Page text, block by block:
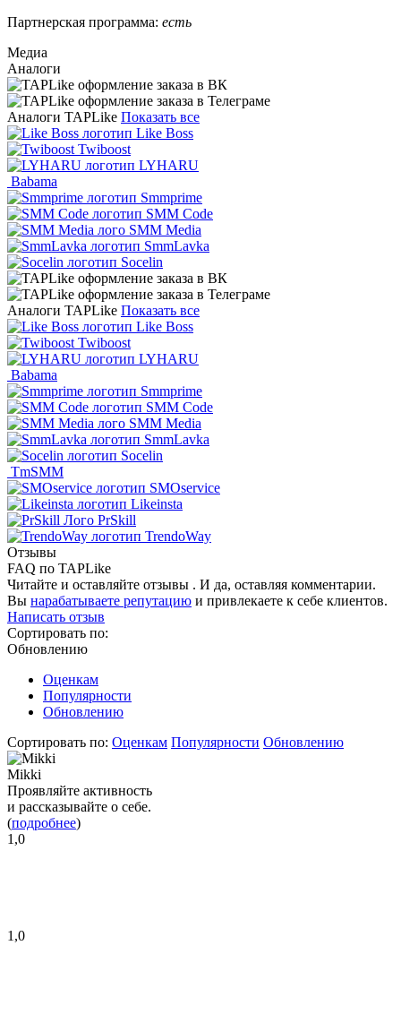
Партнерская программа: есть
Медиа
Аналоги
Аналоги TAPLike Показать все
Like Boss
Twiboost
LYHARU
Babama
Smmprime
SMM Code
SMM Media
SmmLavka
Socelin
Аналоги TAPLike Показать все
Like Boss
Twiboost
LYHARU
Babama
Smmprime
SMM Code
SMM Media
SmmLavka
Socelin
TmSMM
SMOservice
Likeinsta
PrSkill
TrendoWay
Отзывы
FAQ по TAPLike
Читайте и оставляйте отзывы . И да, оставляя комментарии.
Вы нарабатываете репутацию и привлекаете к себе клиентов.
Написать отзыв
Сортировать по:
Обновлению
Оценкам
Популярности
Обновлению
Сортировать по: Оценкам Популярности Обновлению
Mikki
Проявляйте активность
и рассказывайте о себе.
(подробнее)
1,0
1,0